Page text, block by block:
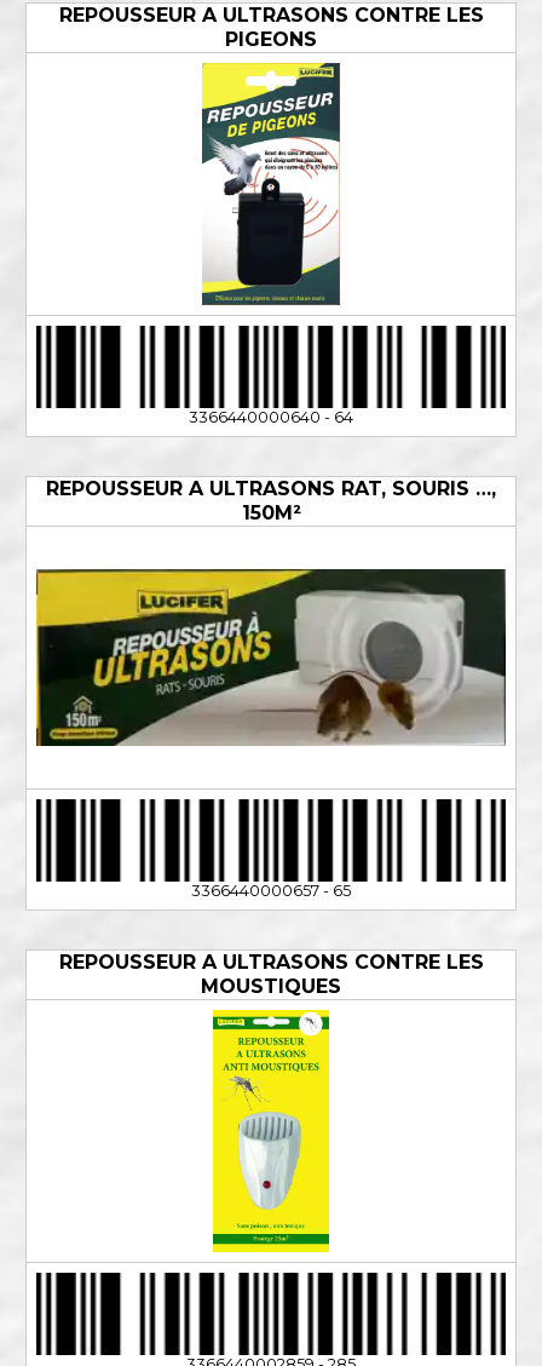
REPOUSSEUR A ULTRASONS CONTRE LES
PIGEONS
3366440000640 - 64
REPOUSSEUR A ULTRASONS RAT, SOURIS …,
150M²
3366440000657 - 65
REPOUSSEUR A ULTRASONS CONTRE LES
MOUSTIQUES